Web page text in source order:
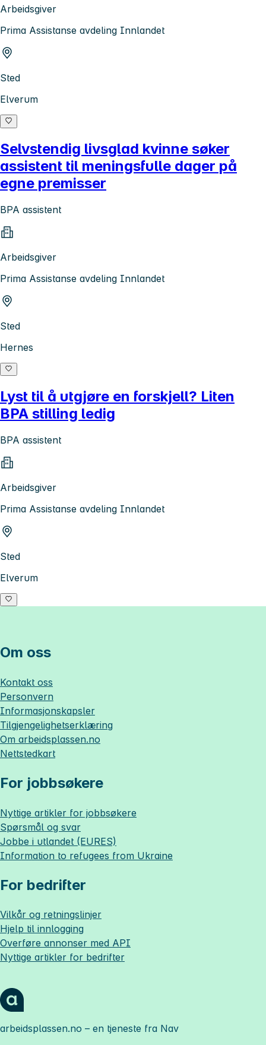
Arbeidsgiver
Prima Assistanse avdeling Innlandet
Sted
Elverum
Selvstendig livsglad kvinne søker
assistent til meningsfulle dager på
egne premisser
BPA assistent
Arbeidsgiver
Prima Assistanse avdeling Innlandet
Sted
Hernes
Lyst til å utgjøre en forskjell? Liten
BPA stilling ledig
BPA assistent
Arbeidsgiver
Prima Assistanse avdeling Innlandet
Sted
Elverum
Om oss
Kontakt oss
Personvern
Informasjonskapsler
Tilgjengelighetserklæring
Om arbeidsplassen.no
Nettstedkart
For jobbsøkere
Nyttige artikler for jobbsøkere
Spørsmål og svar
Jobbe i utlandet (EURES)
Information to refugees from Ukraine
For bedrifter
Vilkår og retningslinjer
Hjelp til innlogging
Overføre annonser med API
Nyttige artikler for bedrifter
arbeidsplassen.no – en tjeneste fra Nav